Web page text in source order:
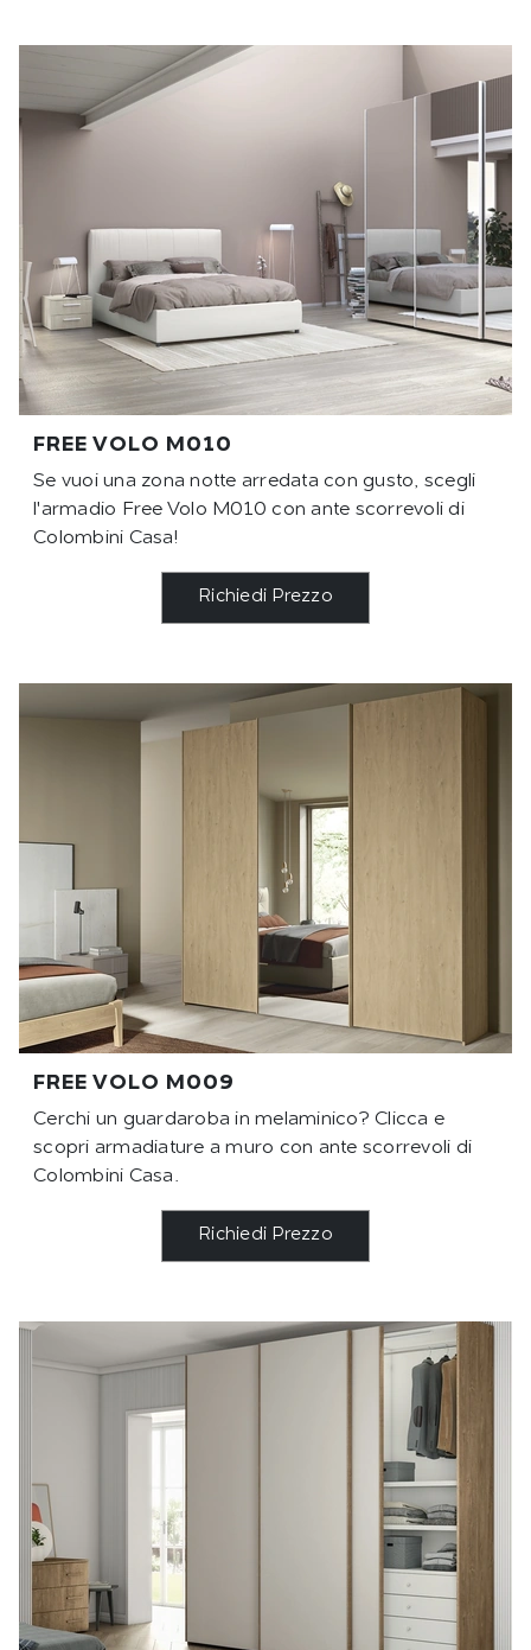
FREE VOLO M010
Se vuoi una zona notte arredata con gusto, scegli
l'armadio Free Volo M010 con ante scorrevoli di
Colombini Casa!
Richiedi Prezzo
FREE VOLO M009
Cerchi un guardaroba in melaminico? Clicca e
scopri armadiature a muro con ante scorrevoli di
Colombini Casa.
Richiedi Prezzo